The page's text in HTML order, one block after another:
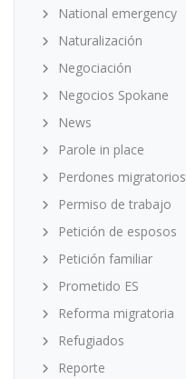
National emergency
Naturalización
Negociación
Negocios Spokane
News
Parole in place
Perdones migratorios
Permiso de trabajo
Petición de esposos
Petición familiar
Prometido ES
Reforma migratoria
Refugiados
Reporte